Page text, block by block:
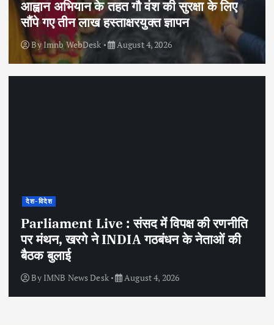
आह्वान अभियान के तहत गौ वंश की सुरक्षा के लिए
सौंपे गए तीन लाख हस्ताक्षरयुक्त ज्ञापन
ByImnb WebDesk August 4, 2026
देश-विदेश
Parliament Live : संसद में विपक्ष की रणनीति
पर मंथन, खरगे ने INDIA गठबंधन के नेताओं की
बैठक बुलाई
By IMNB News Desk August 4, 2026